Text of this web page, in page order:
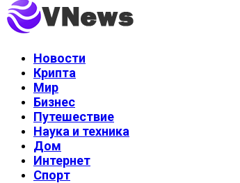
Новости
Крипта
Мир
Бизнес
Путешествие
Наука и техника
Дом
Интернет
Спорт